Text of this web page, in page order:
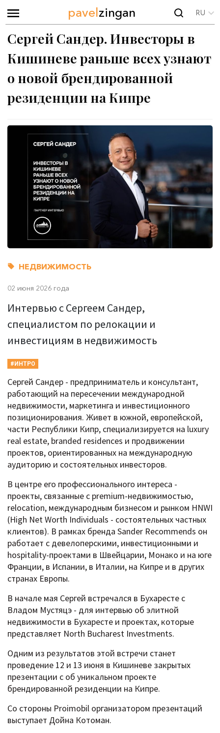
pavelzingan RU
НЕДВИЖИМОСТЬ
02 июня 2026 года
Сергей Сандер. Инвесторы в
Кишиневе раньше всех узнают
о новой брендированной
резиденции на Кипре
Интервью с Сергеем Сандер,
специалистом по релокации и
инвестициям в недвижимость
#ИНТРО
Сергей Сандер - предприниматель и консультант,
работающий на пересечении международной
недвижимости, маркетинга и инвестиционного
позиционирования. Живет в южной, европейской,
части Республики Кипр, специализируется на luxury
real estate, branded residences и продвижении
проектов, ориентированных на международную
аудиторию и состоятельных инвесторов.
В центре его профессионального интереса -
проекты, связанные с premium-недвижимостью,
relocation, международным бизнесом и рынком HNWI
(High Net Worth Individuals - состоятельных частных
клиентов). В рамках бренда Sander Recommends он
работает с девелоперскими, инвестиционными и
hospitality-проектами в Швейцарии, Монако и на юге
Франции, в Испании, в Италии, на Кипре и в других
странах Европы.
В начале мая Сергей встречался в Бухаресте с
Владом Мустяцэ - для интервью об элитной
недвижимости в Бухаресте и проектах, которые
представляет North Bucharest Investments.
Одним из результатов этой встречи станет
проведение 12 и 13 июня в Кишиневе закрытых
презентации с об уникальном проекте
брендированной резиденции на Кипре.
Со стороны Proimobil организатором презентаций
выступает Дойна Котоман.